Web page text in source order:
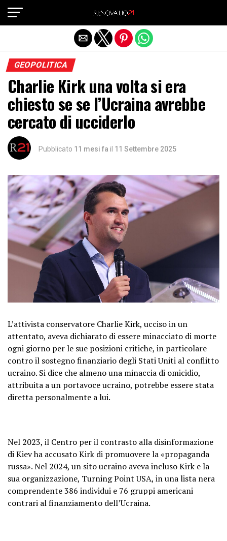
GEOPOLITICA
Charlie Kirk una volta si era
chiesto se se l’Ucraina avrebbe
cercato di ucciderlo
Pubblicato 11 mesi fa il 11 Settembre 2025
L’attivista conservatore Charlie Kirk, ucciso in un
attentato, aveva dichiarato di essere minacciato di morte
ogni giorno per le sue posizioni critiche, in particolare
contro il sostegno finanziario degli Stati Uniti al conflitto
ucraino. Si dice che almeno una minaccia di omicidio,
attribuita a un portavoce ucraino, potrebbe essere stata
diretta personalmente a lui.
Nel 2023, il Centro per il contrasto alla disinformazione
di Kiev ha accusato Kirk di promuovere la «propaganda
russa». Nel 2024, un sito ucraino aveva incluso Kirk e la
sua organizzazione, Turning Point USA, in una lista nera
comprendente 386 individui e 76 gruppi americani
contrari al finanziamento dell’Ucraina.
Exit mobile version